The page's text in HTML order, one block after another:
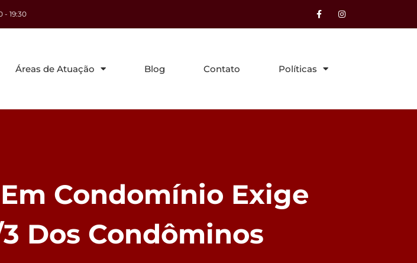
- 19:30
Áreas de Atuação Blog Contato Políticas
Condomínio Exige
Dos Condôminos